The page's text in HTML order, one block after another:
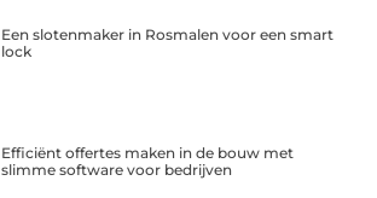
Een slotenmaker in Rosmalen voor een smart
lock
Efficiënt offertes maken in de bouw met
slimme software voor bedrijven